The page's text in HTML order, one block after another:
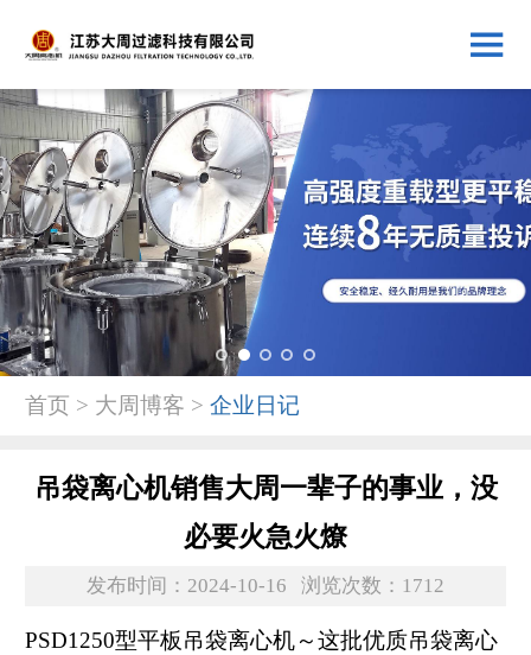
2 3 4 5
首页 > 大周博客 > 企业日记
吊袋离心机销售大周一辈子的事业，没
必要火急火燎
发布时间：2024-10-16 浏览次数：1712
PSD1250型平板吊袋离心机～这批优质吊袋离心